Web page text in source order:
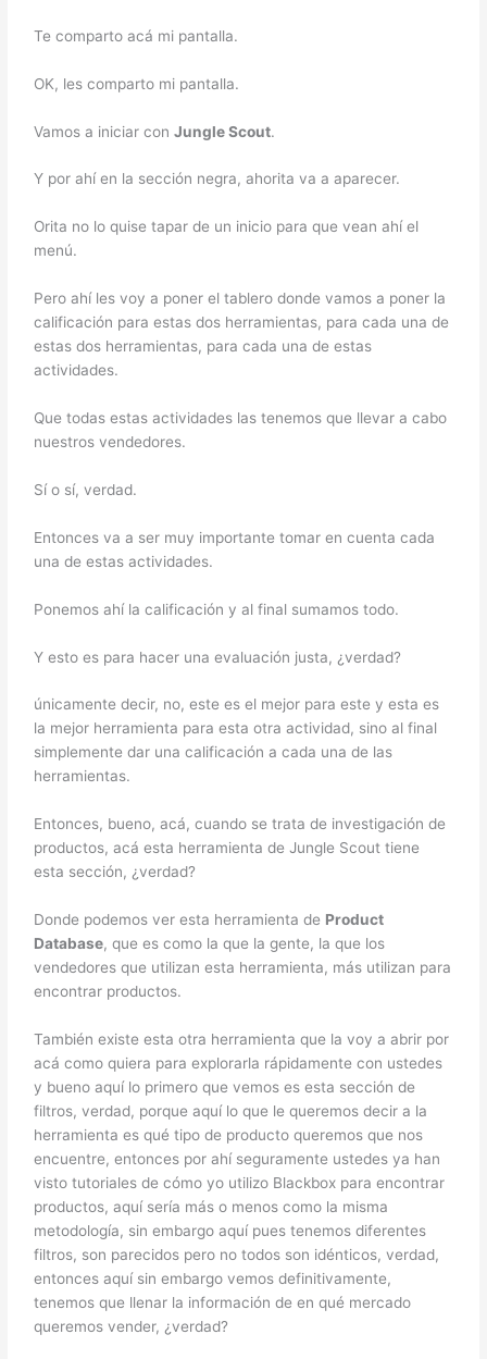
Te comparto acá mi pantalla.
OK, les comparto mi pantalla.
Vamos a iniciar conJungle Scout.
Y por ahí en la sección negra, ahorita va a aparecer.
Orita no lo quise tapar de un inicio para que vean ahí el
menú.
Pero ahí les voy a poner el tablero donde vamos a poner la
calificación para estas dos herramientas, para cada una de
estas dos herramientas, para cada una de estas
actividades.
Que todas estas actividades las tenemos que llevar a cabo
nuestros vendedores.
Sí o sí, verdad.
Entonces va a ser muy importante tomar en cuenta cada
una de estas actividades.
Ponemos ahí la calificación y al final sumamos todo.
Y esto es para hacer una evaluación justa, ¿verdad?
únicamente decir, no, este es el mejor para este y esta es
la mejor herramienta para esta otra actividad, sino al final
simplemente dar una calificación a cada una de las
herramientas.
Entonces, bueno, acá, cuando se trata de investigación de
productos, acá esta herramienta de Jungle Scout tiene
esta sección, ¿verdad?
Donde podemos ver esta herramienta de Product
Database, que es como la que la gente, la que los
vendedores que utilizan esta herramienta, más utilizan para
encontrar productos.
También existe esta otra herramienta que la voy a abrir por
acá como quiera para explorarla rápidamente con ustedes
y bueno aquí lo primero que vemos es esta sección de
filtros, verdad, porque aquí lo que le queremos decir a la
herramienta es qué tipo de producto queremos que nos
encuentre, entonces por ahí seguramente ustedes ya han
visto tutoriales de cómo yo utilizo Blackbox para encontrar
productos, aquí sería más o menos como la misma
metodología, sin embargo aquí pues tenemos diferentes
filtros, son parecidos pero no todos son idénticos, verdad,
entonces aquí sin embargo vemos definitivamente,
tenemos que llenar la información de en qué mercado
queremos vender, ¿verdad?